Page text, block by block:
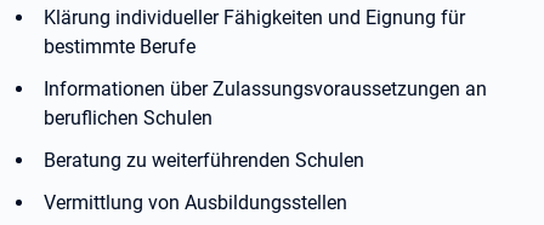
Klärung individueller Fähigkeiten und Eignung für
bestimmte Berufe
Informationen über Zulassungsvoraussetzungen an
beruflichen Schulen
Beratung zu weiterführenden Schulen
Vermittlung von Ausbildungsstellen